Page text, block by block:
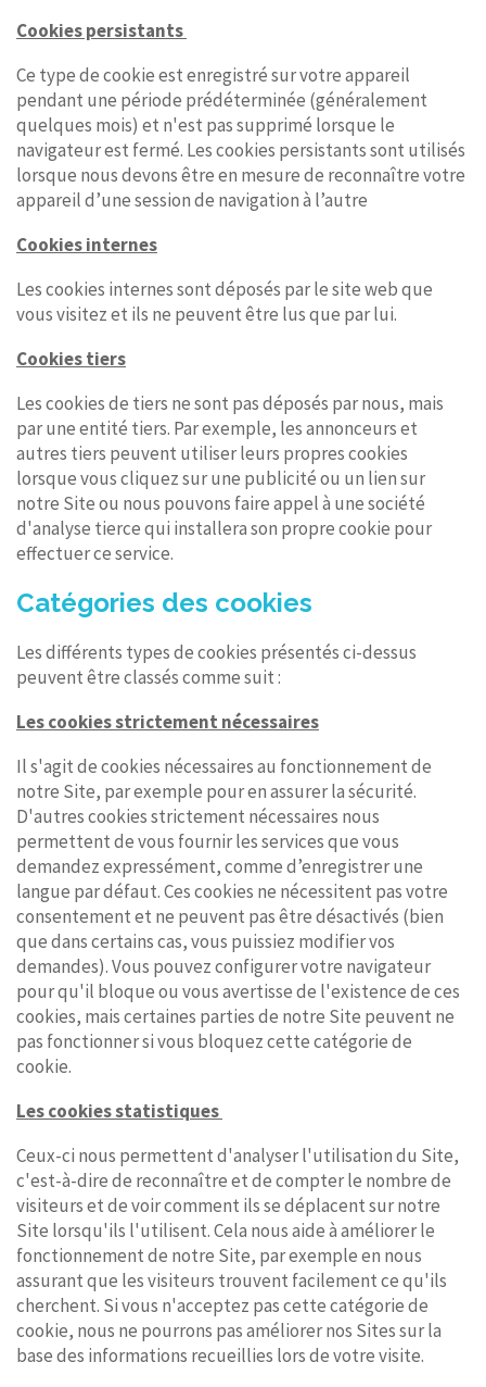
Cookies persistants
Ce type de cookie est enregistré sur votre appareil
pendant une période prédéterminée (généralement
quelques mois) et n'est pas supprimé lorsque le
navigateur est fermé. Les cookies persistants sont utilisés
lorsque nous devons être en mesure de reconnaître votre
appareil d’une session de navigation à l’autre
Cookies internes
Les cookies internes sont déposés par le site web que
vous visitez et ils ne peuvent être lus que par lui.
Cookies tiers
Les cookies de tiers ne sont pas déposés par nous, mais
par une entité tiers. Par exemple, les annonceurs et
autres tiers peuvent utiliser leurs propres cookies
lorsque vous cliquez sur une publicité ou un lien sur
notre Site ou nous pouvons faire appel à une société
d'analyse tierce qui installera son propre cookie pour
effectuer ce service.
Catégories des cookies
Les différents types de cookies présentés ci-dessus
peuvent être classés comme suit :
Les cookies strictement nécessaires
Il s'agit de cookies nécessaires au fonctionnement de
notre Site, par exemple pour en assurer la sécurité.
D'autres cookies strictement nécessaires nous
permettent de vous fournir les services que vous
demandez expressément, comme d’enregistrer une
langue par défaut. Ces cookies ne nécessitent pas votre
consentement et ne peuvent pas être désactivés (bien
que dans certains cas, vous puissiez modifier vos
demandes). Vous pouvez configurer votre navigateur
pour qu'il bloque ou vous avertisse de l'existence de ces
cookies, mais certaines parties de notre Site peuvent ne
pas fonctionner si vous bloquez cette catégorie de
cookie.
Les cookies statistiques
Ceux-ci nous permettent d'analyser l'utilisation du Site,
c'est-à-dire de reconnaître et de compter le nombre de
visiteurs et de voir comment ils se déplacent sur notre
Site lorsqu'ils l'utilisent. Cela nous aide à améliorer le
fonctionnement de notre Site, par exemple en nous
assurant que les visiteurs trouvent facilement ce qu'ils
cherchent. Si vous n'acceptez pas cette catégorie de
cookie, nous ne pourrons pas améliorer nos Sites sur la
base des informations recueillies lors de votre visite.